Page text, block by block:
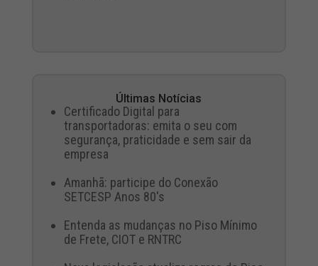
Últimas Notícias
Certificado Digital para
transportadoras: emita o seu com
segurança, praticidade e sem sair da
empresa
Amanhã: participe do Conexão
SETCESP Anos 80's
Entenda as mudanças no Piso Mínimo
de Frete, CIOT e RNTRC